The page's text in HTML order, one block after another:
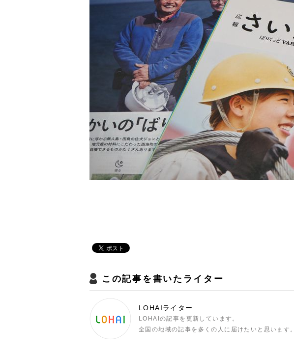
この記事を書いたライター
LOHAIライター
LOHAIの記事を更新しています。
全国の地域の記事を多くの人に届けたいと思います。